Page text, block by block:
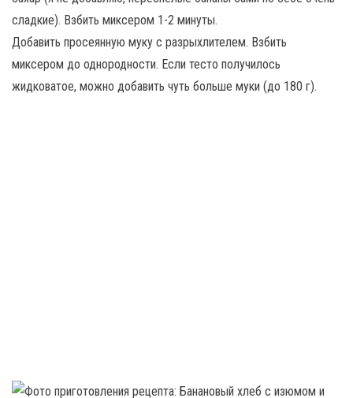
сладкие). Взбить миксером 1-2 минуты.
Добавить просеянную муку с разрыхлителем. Взбить
миксером до однородности. Если тесто получилось
жидковатое, можно добавить чуть больше муки (до 180 г).